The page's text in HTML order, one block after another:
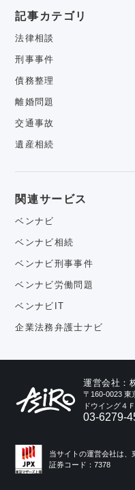
記事カテゴリ
法律相談
刑事事件
債務整理
離婚問題
交通事故
遺産相続
関連サービス
ベンナビ
ベンナビ相続
ベンナビ刑事事件
ベンナビ労働問題
ベンナビIT
企業法務弁護士ナビ
運営会社：
〒160-0023 東
ドウイング４Ｆ
03-6279-
当サイトの運営会社は、
証券コード：7378